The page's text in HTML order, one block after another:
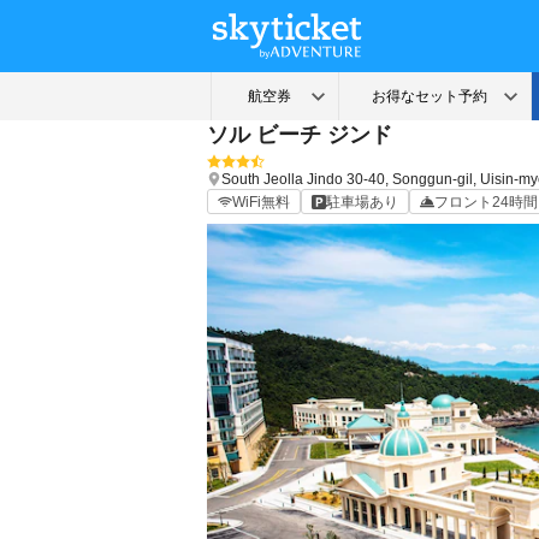
ソル ビーチ ジンド
South Jeolla Jindo 30-40, Songgun-gil, Uisin-
WiFi無料
駐車場あり フロント24時間